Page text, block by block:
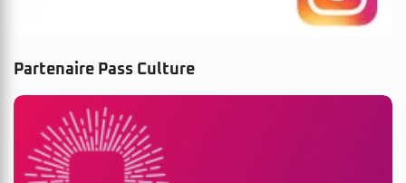
Partenaire Pass Culture